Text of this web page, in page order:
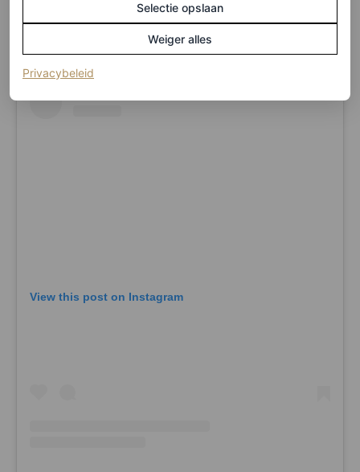
View this post on Instagram
Selectie opslaan
Weiger alles
Privacybeleid